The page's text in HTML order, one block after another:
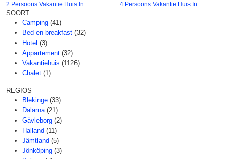
2 Persoons Vakantie Huis In 4 Persoons Vakantie Huis In
SOORT
Camping (41)
Bed en breakfast (32)
Hotel (3)
Appartement (32)
Vakantiehuis (1126)
Chalet (1)
REGIOS
Blekinge (33)
Dalarna (21)
Gävleborg (2)
Halland (11)
Jämtland (5)
Jönköping (3)